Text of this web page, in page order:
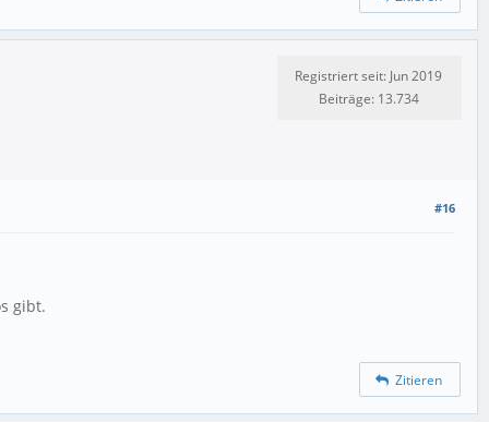
Registriert seit: Jun 2019
Beiträge: 13.734
#16
gibt.
Zitieren